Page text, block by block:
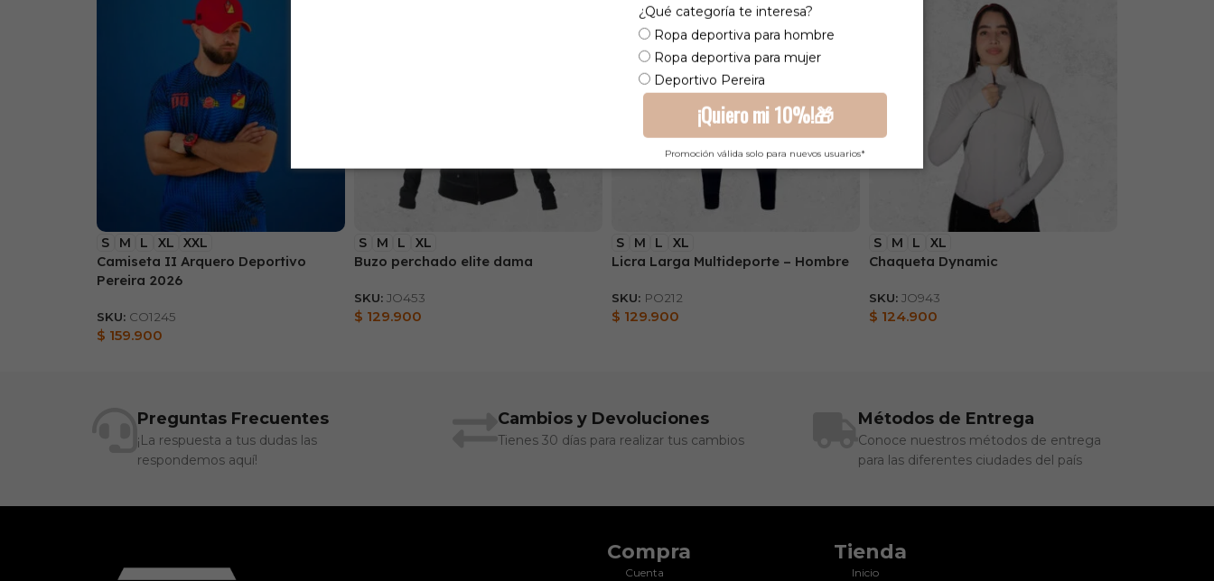
¿Qué categoría te interesa?
Ropa deportiva para hombre
Ropa deportiva para mujer
Deportivo Pereira
¡Quiero mi 10%!🎁
Promoción válida solo para nuevos usuarios*
S M L XL XXL
Camiseta II Arquero Deportivo
Pereira 2026
SKU: CO1245
$ 159.900
S M L XL
Buzo perchado elite dama
SKU: JO453
$ 129.900
S M L XL
Licra Larga Multideporte – Hombre
SKU: PO212
$ 129.900
S M L XL
Chaqueta Dynamic
SKU: JO943
$ 124.900
Preguntas Frecuentes
¡La respuesta a tus dudas las
respondemos aquí!
Cambios y Devoluciones
Tienes 30 días para realizar tus cambios
Métodos de Entrega
Conoce nuestros métodos de entrega
para las diferentes ciudades del país
Compra
Cuenta
Tienda
Inicio